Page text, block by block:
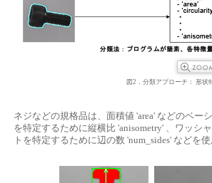
図2．分類アプローチ： 形状
ネジなどの規格品は、面積値 'area' などのベ
を特定するために縦横比 'anisometry' 、ワッシ
トを特定するために辺の数 'num_sides' などを